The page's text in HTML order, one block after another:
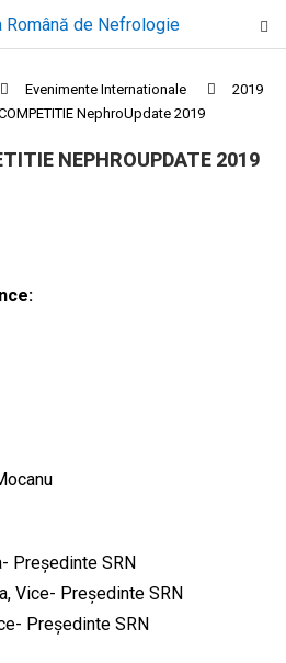
Evenimente Internationale
2019
NephroUpdate 2019
NEPHROUPDATE 2019
Președinte SRN
Vice- Președinte SRN
Președinte SRN